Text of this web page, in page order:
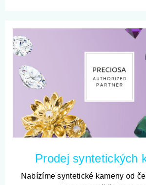
Prodej syntetických
Nabízíme syntetické kameny od